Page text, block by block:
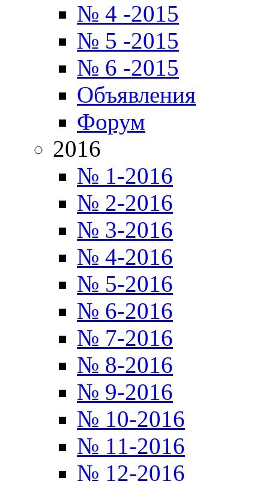
№ 4 -2015
№ 5 -2015
№ 6 -2015
Объявления
Форум
2016
№ 1-2016
№ 2-2016
№ 3-2016
№ 4-2016
№ 5-2016
№ 6-2016
№ 7-2016
№ 8-2016
№ 9-2016
№ 10-2016
№ 11-2016
№ 12-2016